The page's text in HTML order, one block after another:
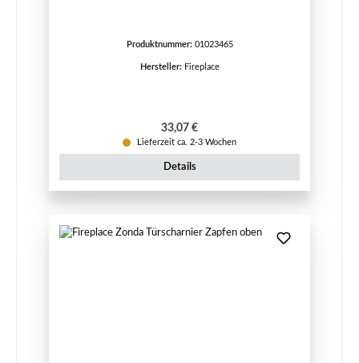
Produktnummer: 01023465
Hersteller: Fireplace
Regulärer Preis:
33,07 €
Lieferzeit ca. 2-3 Wochen
Details